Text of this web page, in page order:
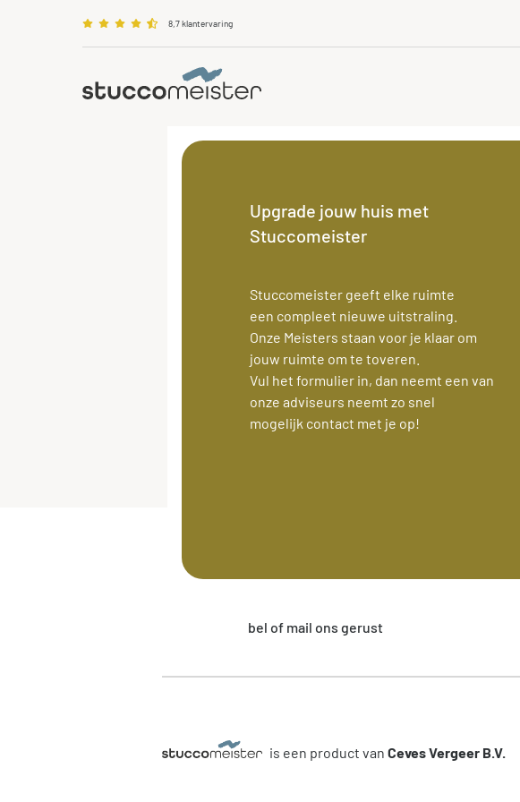
8,7 klantervaring
info@stuccomeister.nl
Upgrade jouw huis met
Stuccomeister
Stuccomeister geeft elke ruimte
een compleet nieuwe uitstraling.
Onze Meisters staan voor je klaar om
jouw ruimte om te toveren.
Vul het formulier in, dan neemt een van
onze adviseurs neemt zo snel
mogelijk contact met je op!
bel of mail ons gerust
is een product van Ceves Vergeer B.V.